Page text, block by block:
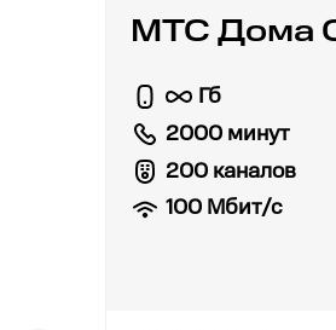
МТС Дома
Гб
2000 минут
200 каналов
100 Мбит/с